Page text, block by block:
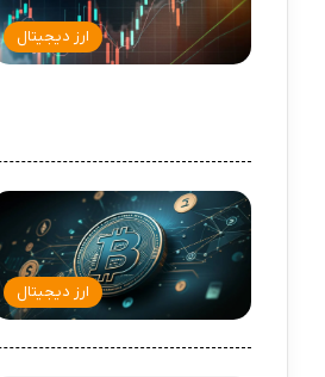
ارز دیجیتال
ارز دیجیتال